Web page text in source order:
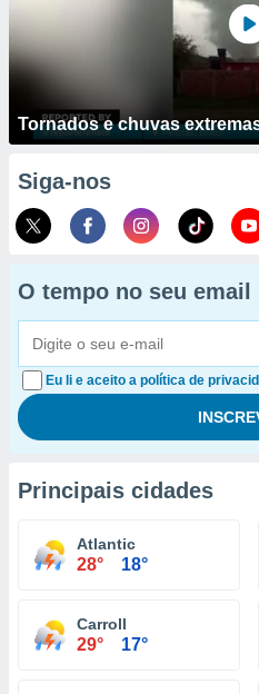
Tornados e chuvas
Siga-nos
O tempo no seu email
Eu li e aceito a política de
Principais cidades
Atlantic
28° 18°
Carroll
29° 17°